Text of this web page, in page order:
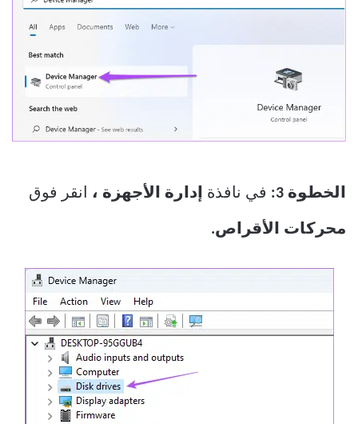
الخطوة 3: في نافذة إدارة الأجهزة ، انقر فوق
محركات الأقراص.